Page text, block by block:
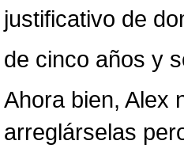
justificativo de
de cinco años y
Ahora bien, Alex
arreglárselas